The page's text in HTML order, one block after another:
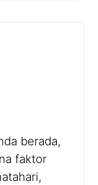
berada,
faktor